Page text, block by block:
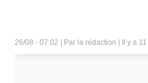
26/08 - 07:02 | Par la rédaction | Il y a